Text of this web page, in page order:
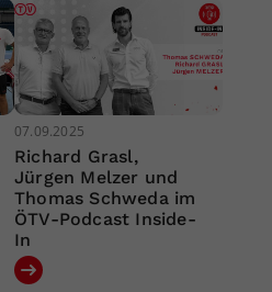
07.09.2025
Richard Grasl,
Jürgen Melzer und
Thomas Schweda im
ÖTV-Podcast Inside-
In